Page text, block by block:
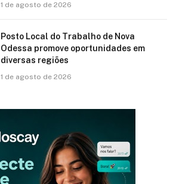
1 de agosto de 2026
Posto Local do Trabalho de Nova
Odessa promove oportunidades em
diversas regiões
1 de agosto de 2026